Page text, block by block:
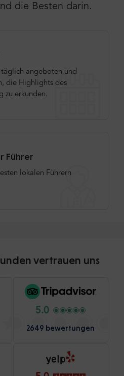
die Besten darin.
angeboten und
die Highlights des
zu erkunden.
Führer
lokalen Führern
vertrauen uns
5.0
2649 bewertungen